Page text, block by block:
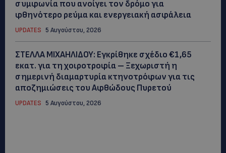
συμφωνία που ανοίγει τον δρόμο για
φθηνότερο ρεύμα και ενεργειακή ασφάλεια
UPDATES 5 Αυγούστου, 2026
ΣΤΕΛΛΑ ΜΙΧΑΗΛΙΔΟΥ: Εγκρίθηκε σχέδιο €1,65
εκατ. για τη χοιροτροφία – Ξεχωριστή η
σημερινή διαμαρτυρία κτηνοτρόφων για τις
αποζημιώσεις του Αφθώδους Πυρετού
UPDATES 5 Αυγούστου, 2026